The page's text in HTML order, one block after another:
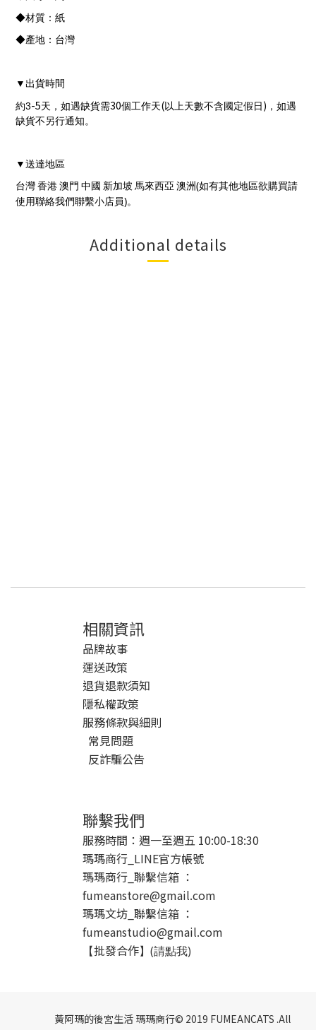
◆材質：紙
◆產地：台灣
▼ 出貨時間
約3-5天，如遇缺貨需30個工作天(以上天數不含國定假日) ，如遇
缺貨不另行通知。
▼ 送達地區
台灣香港澳門 中國 新加坡 馬來西亞 澳洲(如有其他地區欲購買請
使用聯絡我們聯繫小店員)。
Additional details
相關資訊
品牌故事
運送政策
退貨退款須知
隱私權政策
服務條款與細則
常見問題
反詐騙公告
聯繫我們
服務時間：週一至週五 10:00-18:30
瑪瑪商行_LINE官方帳號
瑪瑪商行_聯繫信箱 ：
fumeanstore@gmail.com
瑪瑪文坊_聯繫信箱 ：
fumeanstudio@gmail.com
【批發合作】(請點我)
黃阿瑪的後宮生活 瑪瑪商行© 2019 FUMEANCATS .All